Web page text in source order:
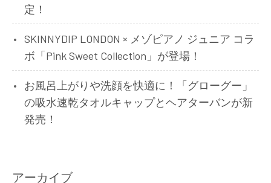
定！
SKINNYDIP LONDON × メゾピアノ ジュニア コラ
ボ「Pink Sweet Collection」が登場！
お風呂上がりや洗顔を快適に！「グローグー」
の吸水速乾タオルキャップとヘアターバンが新
発売！
アーカイブ